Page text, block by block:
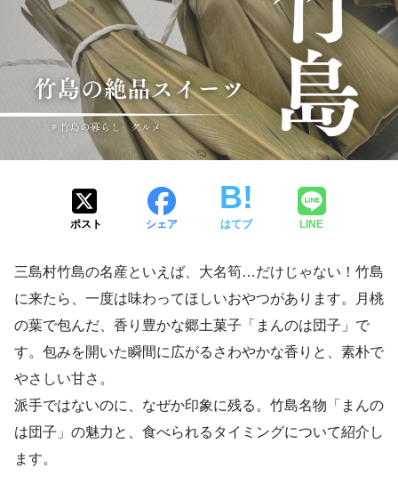
ポスト シェア はてブ LINE
三島村竹島の名産といえば、大名筍…だけじゃない！竹島
に来たら、一度は味わってほしいおやつがあります。月桃
の葉で包んだ、香り豊かな郷土菓子「まんのは団子」で
す。包みを開いた瞬間に広がるさわやかな香りと、素朴で
やさしい甘さ。
派手ではないのに、なぜか印象に残る。竹島名物「まんの
は団子」の魅力と、食べられるタイミングについて紹介し
ます。